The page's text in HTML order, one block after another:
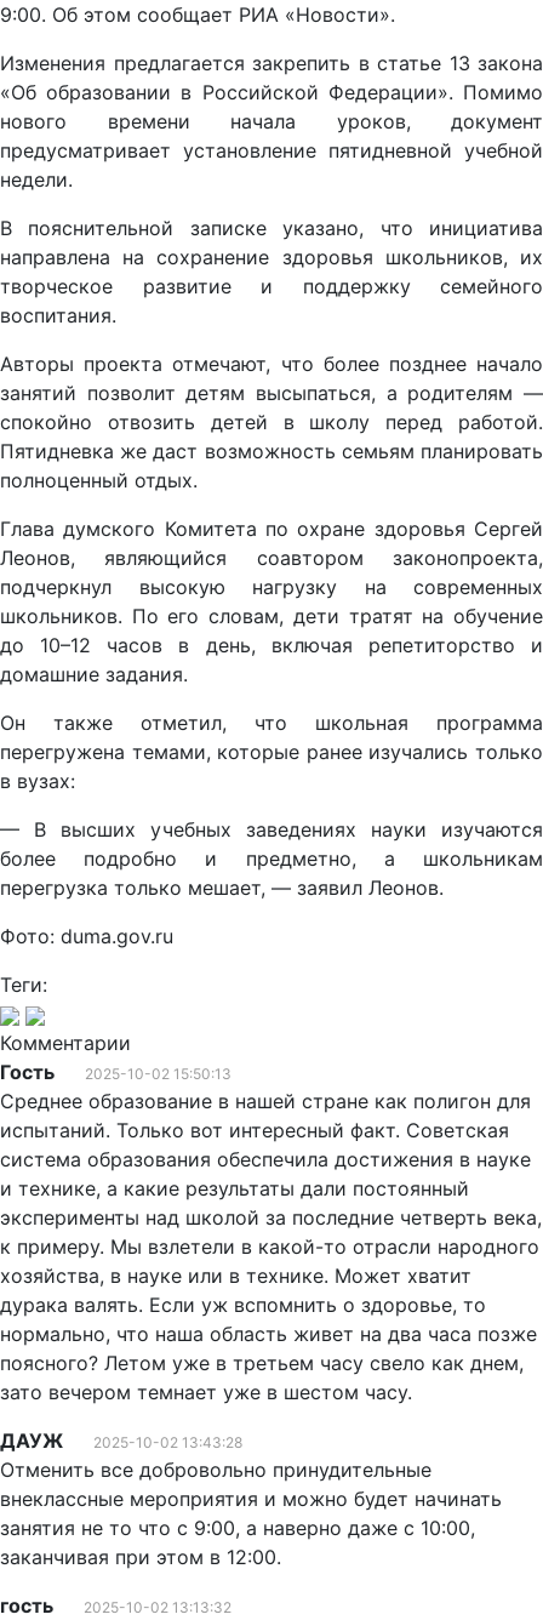
9:00. Об этом сообщает РИА «Новости».
Изменения предлагается закрепить в статье 13 закона
«Об образовании в Российской Федерации». Помимо
нового времени начала уроков, документ
предусматривает установление пятидневной учебной
недели.
В пояснительной записке указано, что инициатива
направлена на сохранение здоровья школьников, их
творческое развитие и поддержку семейного
воспитания.
Авторы проекта отмечают, что более позднее начало
занятий позволит детям высыпаться, а родителям —
спокойно отвозить детей в школу перед работой.
Пятидневка же даст возможность семьям планировать
полноценный отдых.
Глава думского Комитета по охране здоровья Сергей
Леонов, являющийся соавтором законопроекта,
подчеркнул высокую нагрузку на современных
школьников. По его словам, дети тратят на обучение
до 10–12 часов в день, включая репетиторство и
домашние задания.
Он также отметил, что школьная программа
перегружена темами, которые ранее изучались только
в вузах:
— В высших учебных заведениях науки изучаются
более подробно и предметно, а школьникам
перегрузка только мешает, — заявил Леонов.
Фото: duma.gov.ru
Теги:
Комментарии
Гость
2025-10-02 15:50:13
Среднее образование в нашей стране как полигон для
испытаний. Только вот интересный факт. Советская
система образования обеспечила достижения в науке
и технике, а какие результаты дали постоянный
эксперименты над школой за последние четверть века,
к примеру. Мы взлетели в какой-то отрасли народного
хозяйства, в науке или в технике. Может хватит
дурака валять. Если уж вспомнить о здоровье, то
нормально, что наша область живет на два часа позже
поясного? Летом уже в третьем часу свело как днем,
зато вечером темнает уже в шестом часу.
ДАУЖ
2025-10-02 13:43:28
Отменить все добровольно принудительные
внеклассные мероприятия и можно будет начинать
занятия не то что с 9:00, а наверно даже с 10:00,
заканчивая при этом в 12:00.
гость
2025-10-02 13:13:32